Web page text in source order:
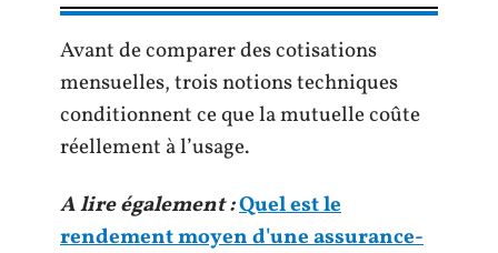
Avant de comparer des cotisations
mensuelles, trois notions techniques
conditionnent ce que la mutuelle coûte
réellement à l’usage.
A lire également :Quel est le
rendement moyen d'une assurance-